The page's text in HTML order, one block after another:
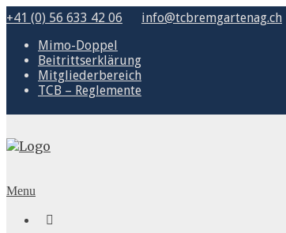
+41 (0) 56 633 42 06
info@tcbremgartenag.ch
Mimo-Doppel
Beitrittserklärung
Mitgliederbereich
TCB – Reglemente
Menu
